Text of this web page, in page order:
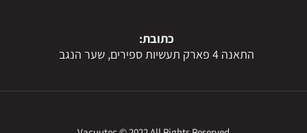
כתובת:
התאנה 4 פארק תעשיות ספירים, שער הנגב